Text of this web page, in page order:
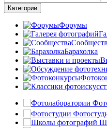
Категории
Форумы
Барахолка